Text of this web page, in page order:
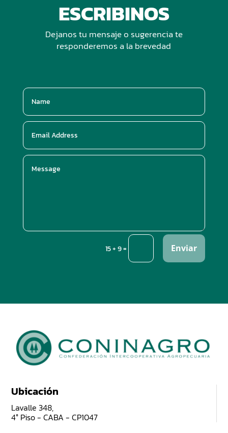
ESCRIBINOS
Dejanos tu mensaje o sugerencia te
responderemos a la brevedad
15 + 9= Enviar
Ubicación
Lavalle 348,
4° Piso - CABA - CP1047